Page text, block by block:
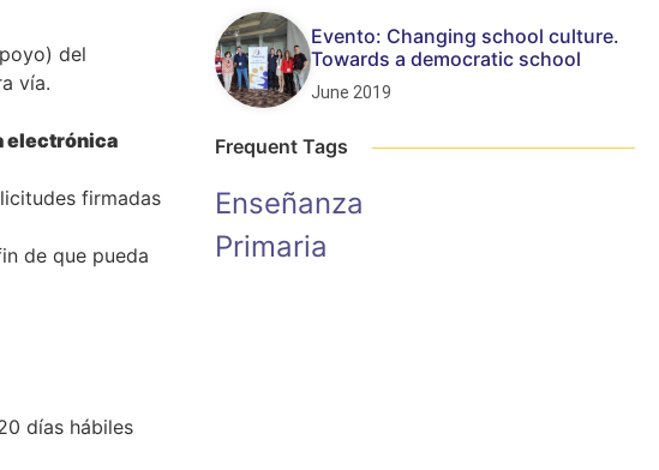
del
vía.
electrónica
firmadas
de que pueda
días hábiles
Evento: Changing school culture.
Towards a democratic school
June 2019
Frequent Tags
Enseñanza
Primaria